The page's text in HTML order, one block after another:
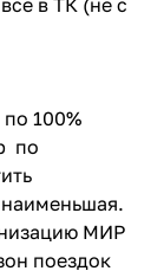
100%
по
МИР
поездок